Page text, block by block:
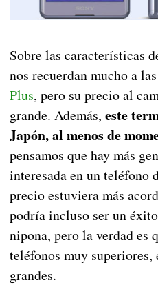
Sobre las características
nos recuerdan mucho a
Plus, pero su precio al
grande. Además, este
Japón, al menos de
pensamos que hay más
interesada en un teléfono
precio estuviera más
podría incluso ser un
nipona, pero la verdad es
teléfonos muy superiores,
grandes.